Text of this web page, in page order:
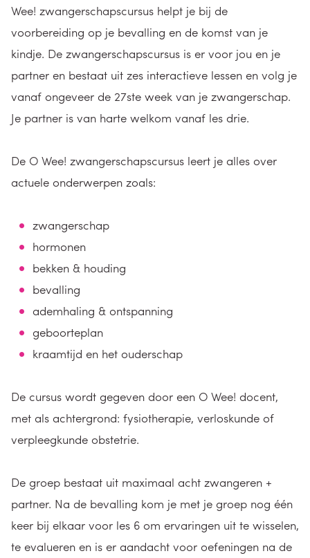
Wee! zwangerschapscursus helpt je bij de
voorbereiding op je bevalling en de komst van je
kindje. De zwangerschapscursus is er voor jou en je
partner en bestaat uit zes interactieve lessen en volg je
vanaf ongeveer de 27ste week van je zwangerschap.
Je partner is van harte welkom vanaf les drie.
De O Wee! zwangerschapscursus leert je alles over
actuele onderwerpen zoals:
zwangerschap
hormonen
bekken & houding
bevalling
ademhaling & ontspanning
geboorteplan
kraamtijd en het ouderschap
De cursus wordt gegeven door een O Wee! docent,
met als achtergrond: fysiotherapie, verloskunde of
verpleegkunde obstetrie.
De groep bestaat uit maximaal acht zwangeren +
partner. Na de bevalling kom je met je groep nog één
keer bij elkaar voor les 6 om ervaringen uit te wisselen,
te evalueren en is er aandacht voor oefeningen na de